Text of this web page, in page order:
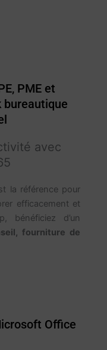
PME et
bureautique
avec
la référence pour
efficacement et
bénéficiez d’un
fourniture de
Office